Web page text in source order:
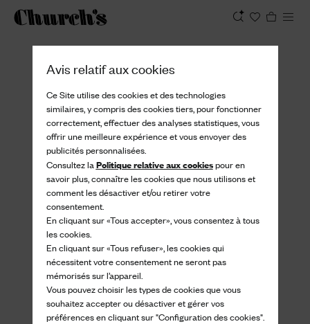
Avis relatif aux cookies
Ce Site utilise des cookies et des technologies
similaires, y compris des cookies tiers, pour fonctionner
correctement, effectuer des analyses statistiques, vous
offrir une meilleure expérience et vous envoyer des
publicités personnalisées.
Consultez la Politique relative aux cookiespour en
savoir plus, connaître les cookies que nous utilisons et
comment les désactiver et/ou retirer votre
consentement.
En cliquant sur «Tous accepter», vous consentez à tous
les cookies.
En cliquant sur «Tous refuser», les cookies qui
nécessitent votre consentement ne seront pas
mémorisés sur l’appareil.
Vous pouvez choisir les types de cookies que vous
souhaitez accepter ou désactiver et gérer vos
préférences en cliquant sur "Configuration des cookies".
Afficher